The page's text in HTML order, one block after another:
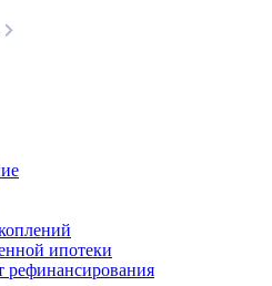
ипотеки
рефинансирования